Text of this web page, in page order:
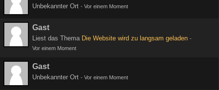
Unbekannter Ort - Vor einem Moment
Gast
Liest das Thema Die Website wird zu langsam geladen -
Vor einem Moment
Gast
Unbekannter Ort - Vor einem Moment